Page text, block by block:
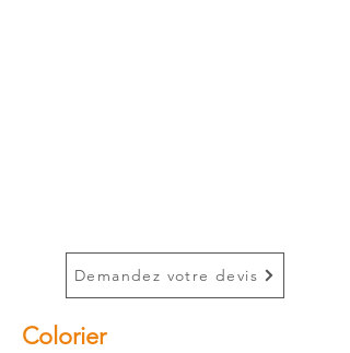
Demandez votre devis
Colorier